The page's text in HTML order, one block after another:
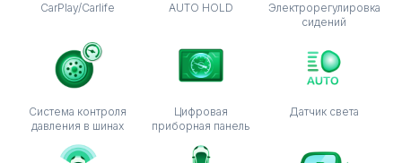
CarPlay/Carlife AUTO HOLD
Электрорегулировка
сидений
Система контроля
давления в шинах
Цифровая
приборная панель
Датчик света